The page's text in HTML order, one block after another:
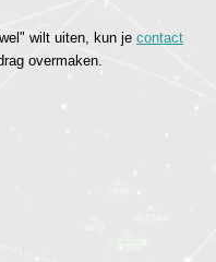
wilt uiten, kun je contact
overmaken.